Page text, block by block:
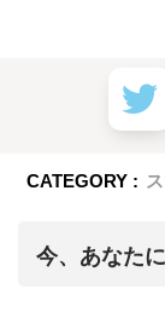
CATEGORY :
今、あなた